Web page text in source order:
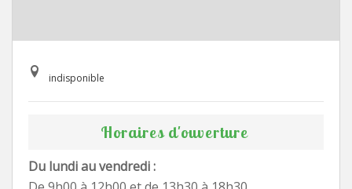
indisponible
Horaires d'ouverture
Du lundi au vendredi :